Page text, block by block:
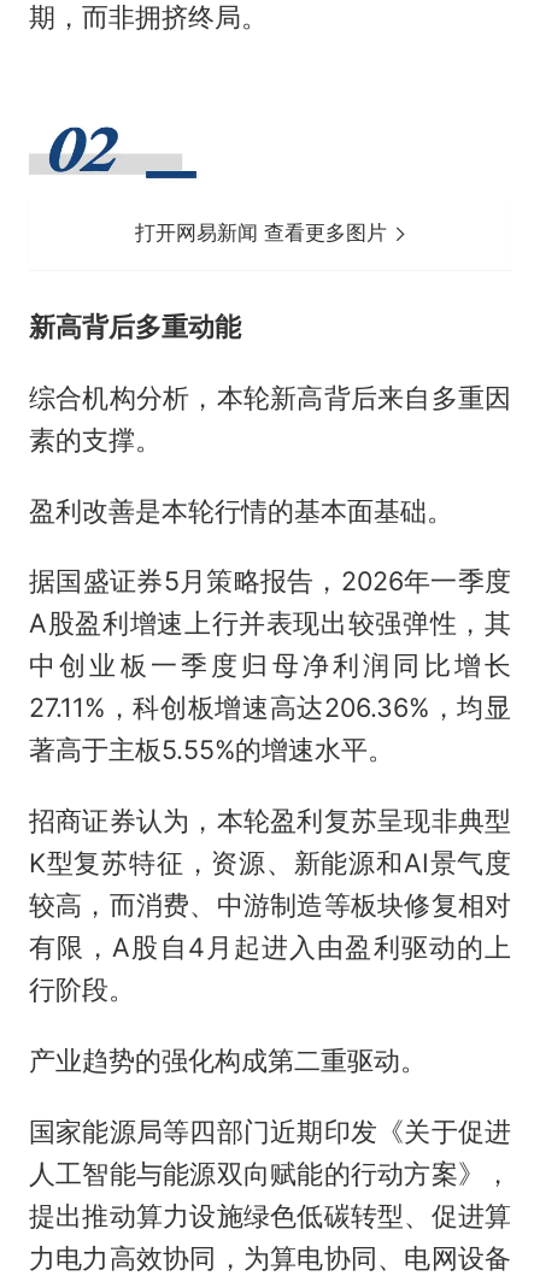
期，而非拥挤终局。
打开网易新闻 查看更多图片
新高背后多重动能
综合机构分析，本轮新高背后来自多重因
素的支撑。
盈利改善是本轮行情的基本面基础。
据国盛证券5月策略报告，2026年一季度
A股盈利增速上行并表现出较强弹性，其
中创业板一季度归母净利润同比增长
27.11%，科创板增速高达206.36%，均显
著高于主板5.55%的增速水平。
招商证券认为，本轮盈利复苏呈现非典型
K型复苏特征，资源、新能源和AI景气度
较高，而消费、中游制造等板块修复相对
有限，A股自4月起进入由盈利驱动的上
行阶段。
产业趋势的强化构成第二重驱动。
国家能源局等四部门近期印发《关于促进
人工智能与能源双向赋能的行动方案》，
提出推动算力设施绿色低碳转型、促进算
力电力高效协同，为算电协同、电网设备